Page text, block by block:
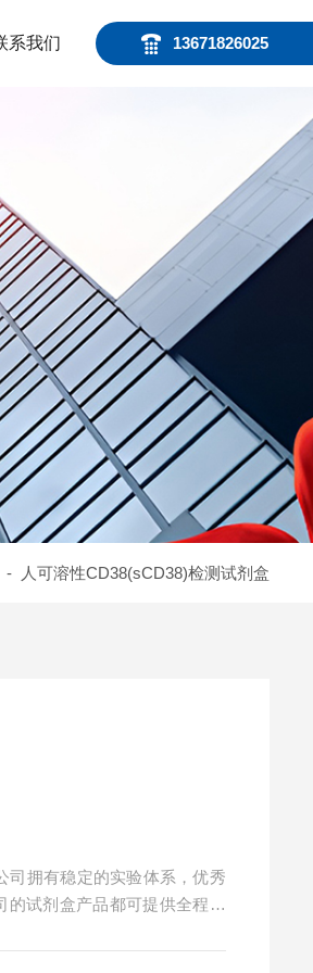
13671826025
系我们
- 人可溶性CD38(sCD38)检测试剂盒
司拥有稳定的实验体系，优秀
的试剂盒产品都可提供全程免